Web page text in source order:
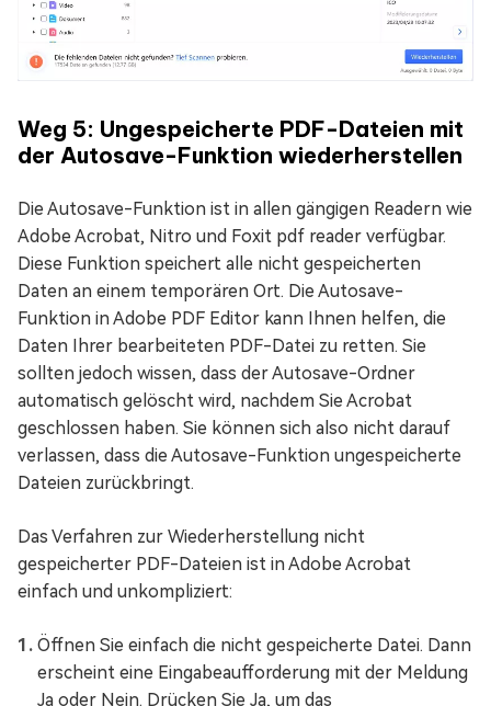
Weg 5: Ungespeicherte PDF-Dateien mit
der Autosave-Funktion wiederherstellen
Die Autosave-Funktion ist in allen gängigen Readern wie
Adobe Acrobat, Nitro und Foxit pdf reader verfügbar.
Diese Funktion speichert alle nicht gespeicherten
Daten an einem temporären Ort. Die Autosave-
Funktion in Adobe PDF Editor kann Ihnen helfen, die
Daten Ihrer bearbeiteten PDF-Datei zu retten. Sie
sollten jedoch wissen, dass der Autosave-Ordner
automatisch gelöscht wird, nachdem Sie Acrobat
geschlossen haben. Sie können sich also nicht darauf
verlassen, dass die Autosave-Funktion ungespeicherte
Dateien zurückbringt.
Das Verfahren zur Wiederherstellung nicht
gespeicherter PDF-Dateien ist in Adobe Acrobat
einfach und unkompliziert:
Öffnen Sie einfach die nicht gespeicherte Datei. Dann
erscheint eine Eingabeaufforderung mit der Meldung
Ja oder Nein. Drücken Sie Ja, um das